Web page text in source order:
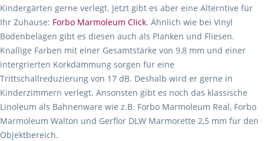
Kindergärten gerne verlegt. Jetzt gibt es aber eine Alterntive für
Ihr Zuhause: Forbo Marmoleum Click. Ähnlich wie bei Vinyl
Bodenbelägen gibt es diesen auch als Planken und Fliesen.
Knallige Farben mit einer Gesamtstärke von 9,8 mm und einer
intergrierten Korkdämmung sorgen für eine
Trittschallreduzierung von 17 dB. Deshalb wird er gerne in
Kinderzimmern verlegt. Ansonsten gibt es noch das klassische
Linoleum als Bahnenware wie z.B. Forbo Marmoleum Real, Forbo
Marmoleum Walton und Gerflor DLW Marmorette 2,5 mm für den
Objektbereich.